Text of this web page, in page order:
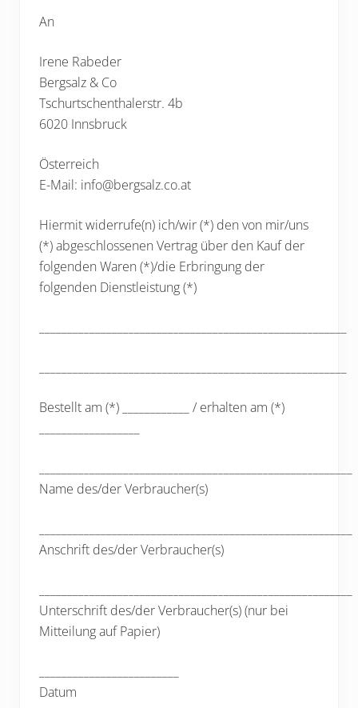
An
Irene Rabeder
Bergsalz & Co
Tschurtschenthalerstr. 4b
6020 Innsbruck
Österreich
E-Mail: info@bergsalz.co.at
Hiermit widerrufe(n) ich/wir (*) den von mir/uns
(*) abgeschlossenen Vertrag über den Kauf der
folgenden Waren (*)/die Erbringung der
folgenden Dienstleistung (*)
Bestellt am (*) ____________ / erhalten am (*)
Name des/der Verbraucher(s)
Anschrift des/der Verbraucher(s)
Unterschrift des/der Verbraucher(s) (nur bei
Mitteilung auf Papier)
Datum